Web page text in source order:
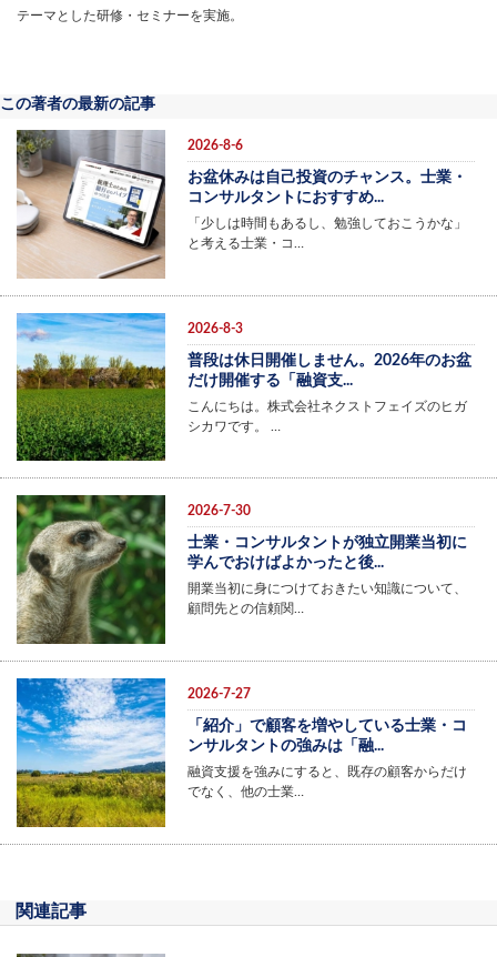
テーマとした研修・セミナーを実施。
この著者の最新の記事
2026-8-6
お盆休みは自己投資のチャンス。士業・
コンサルタントにおすすめ...
「少しは時間もあるし、勉強しておこうかな」
と考える士業・コ…
2026-8-3
普段は休日開催しません。2026年のお盆
だけ開催する「融資支...
こんにちは。株式会社ネクストフェイズのヒガ
シカワです。 …
2026-7-30
士業・コンサルタントが独立開業当初に
学んでおけばよかったと後...
開業当初に身につけておきたい知識について、
顧問先との信頼関…
2026-7-27
「紹介」で顧客を増やしている士業・コ
ンサルタントの強みは「融...
融資支援を強みにすると、既存の顧客からだけ
でなく、他の士業…
関連記事